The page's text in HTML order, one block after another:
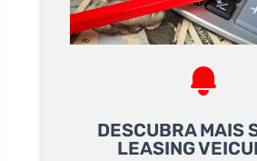
DESCUBRA MAIS
LEASING